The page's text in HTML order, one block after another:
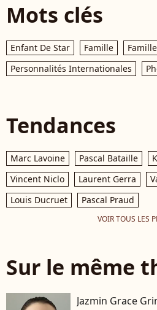
Mots clés
Enfant De Star Famille
Personnalités Internationales
Tendances
Marc Lavoine Pascal Bataille
Vincent Niclo
Laurent Gerra
Louis Ducruet
Pascal Praud
VOIR TOUS LES
Sur le même
Jazmin Grace